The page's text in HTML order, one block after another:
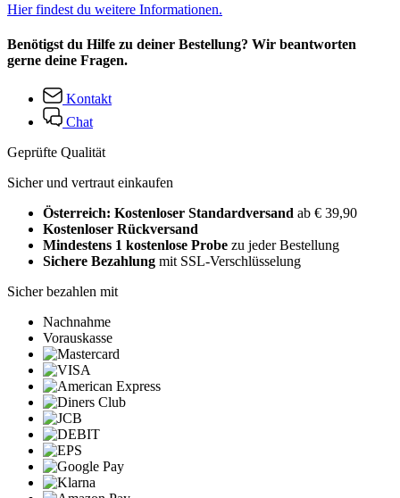
Hier findest du weitere Informationen.
Benötigst du Hilfe zu deiner Bestellung? Wir beantworten
gerne deine Fragen.
Kontakt
Chat
Geprüfte Qualität
Sicher und vertraut einkaufen
Österreich: Kostenloser Standardversand ab € 39,90
Kostenloser Rückversand
Mindestens 1 kostenlose Probe zu jeder Bestellung
Sichere Bezahlung mit SSL-Verschlüsselung
Sicher bezahlen mit
Nachnahme
Vorauskasse